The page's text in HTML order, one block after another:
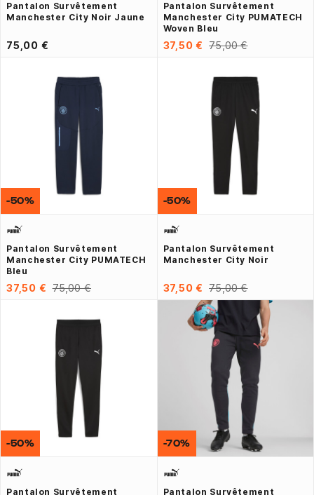
Pantalon Survêtement
Manchester City Noir Jaune
75,00 €
Pantalon Survêtement
Manchester City PUMATECH
Woven Bleu
37,50 € 75,00 €
Pantalon Survêtement
Manchester City PUMATECH
Bleu
37,50 € 75,00 €
-50%
Pantalon Survêtement
Manchester City Noir
37,50 € 75,00 €
-50%
Pantalon Survêtement
-50%
Pantalon Survêtement
-70%